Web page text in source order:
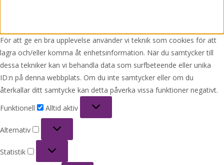
För att ge en bra upplevelse använder vi teknik som cookies för att
lagra och/eller komma åt enhetsinformation. När du samtycker till
dessa tekniker kan vi behandla data som surfbeteende eller unika
ID:n på denna webbplats. Om du inte samtycker eller om du
återkallar ditt samtycke kan detta påverka vissa funktioner negativt.
Funktionell
Alltid aktiv
Alternativ
Statistik